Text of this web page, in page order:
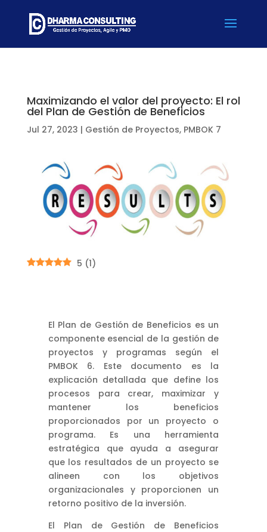
Maximizando el valor del proyecto: El rol
del Plan de Gestión de Beneficios
Jul 27, 2023 | Gestión de Proyectos, PMBOK 7
5 (1)
El Plan de Gestión de Beneficios es un
componente esencial de la gestión de
proyectos y programas según el
PMBOK 6. Este documento es la
explicación detallada que define los
procesos para crear, maximizar y
mantener los beneficios
proporcionados por un proyecto o
programa. Es una herramienta
estratégica que ayuda a asegurar
que los resultados de un proyecto se
alineen con los objetivos
organizacionales y proporcionen un
retorno positivo de la inversión.
El Plan de Gestión de Beneficios